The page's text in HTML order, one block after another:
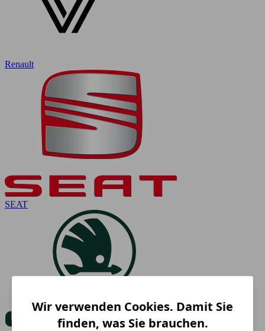
Renault
SEAT
Wir verwenden Cookies. Damit Sie
finden, was Sie brauchen.